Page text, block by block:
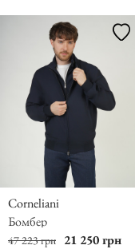
Corneliani
Бомбер
47 223 грн 21 250 грн